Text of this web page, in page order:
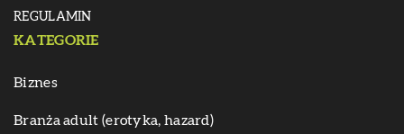
REGULAMIN
KATEGORIE
Biznes
Branża adult (erotyka, hazard)